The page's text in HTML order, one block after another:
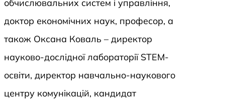
обчислювальних систем і управління,
доктор економічних наук, професор, а
також Оксана Коваль – директор
науково-дослідної лабораторії STEM-
освіти, директор навчально-наукового
центру комунікацій, кандидат